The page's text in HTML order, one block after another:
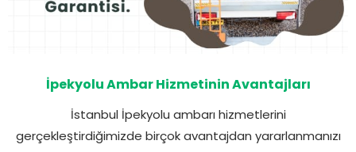
İpekyolu Ambar Hizmetinin Avantajları
İstanbul İpekyolu ambarı hizmetlerini
gerçekleştirdiğimizde birçok avantajdan yararlanmanızı